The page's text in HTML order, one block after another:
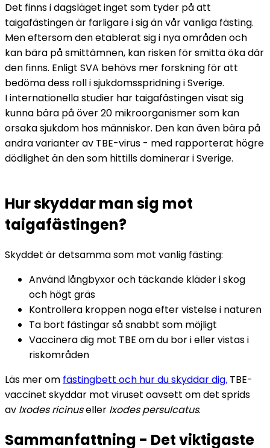
Det finns i dagsläget inget som tyder på att
taigafästingen är farligare i sig än vår vanliga fästing.
Men eftersom den etablerat sig i nya områden och
kan bära på smittämnen, kan risken för smitta öka där
den finns. Enligt SVA behövs mer forskning för att
bedöma dess roll i sjukdomsspridning i Sverige.
I internationella studier har taigafästingen visat sig
kunna bära på över 20 mikroorganismer som kan
orsaka sjukdom hos människor. Den kan även bära på
andra varianter av TBE-virus - med rapporterat högre
dödlighet än den som hittills dominerar i Sverige.
Hur skyddar man sig mot
taigafästingen?
Skyddet är detsamma som mot vanlig fästing:
Använd långbyxor och täckande kläder i skog
och högt gräs
Kontrollera kroppen noga efter vistelse i naturen
Ta bort fästingar så snabbt som möjligt
Vaccinera dig mot TBE om du bor i eller vistas i
riskområden
Läs mer om fästingbett och hur du skyddar dig. TBE-
vaccinet skyddar mot viruset oavsett om det sprids
av Ixodes ricinus eller Ixodes persulcatus.
Sammanfattning - Det viktigaste